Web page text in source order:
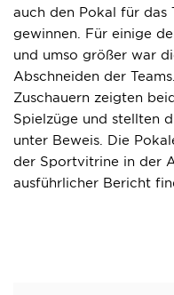
auch den Pokal für das
gewinnen. Für einige
und umso größer war
Abschneiden der
Zuschauern zeigten
Spielzüge und stellten
unter Beweis. Die
der Sportvitrine in der
ausführlicher Bericht